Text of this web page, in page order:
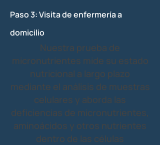
Paso 3: Visita de enfermería a
domicilio
Nuestra prueba de
micronutrientes mide su estado
nutricional a largo plazo
mediante el análisis de muestras
celulares y aborda las
deficiencias de micronutrientes,
aminoácidos y otros nutrientes
dentro de las células